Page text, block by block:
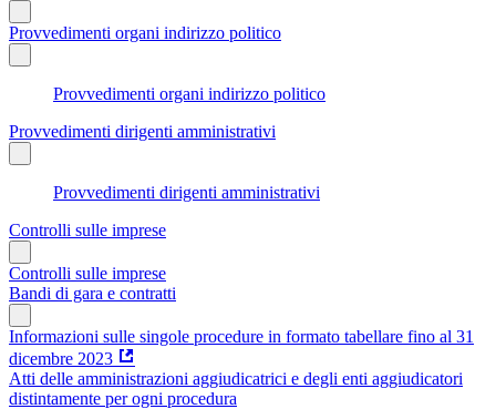
Provvedimenti organi indirizzo politico
Provvedimenti organi indirizzo politico
Provvedimenti dirigenti amministrativi
Provvedimenti dirigenti amministrativi
Controlli sulle imprese
Controlli sulle imprese
Bandi di gara e contratti
Informazioni sulle singole procedure in formato tabellare fino al 31
dicembre 2023
Atti delle amministrazioni aggiudicatrici e degli enti aggiudicatori
distintamente per ogni procedura